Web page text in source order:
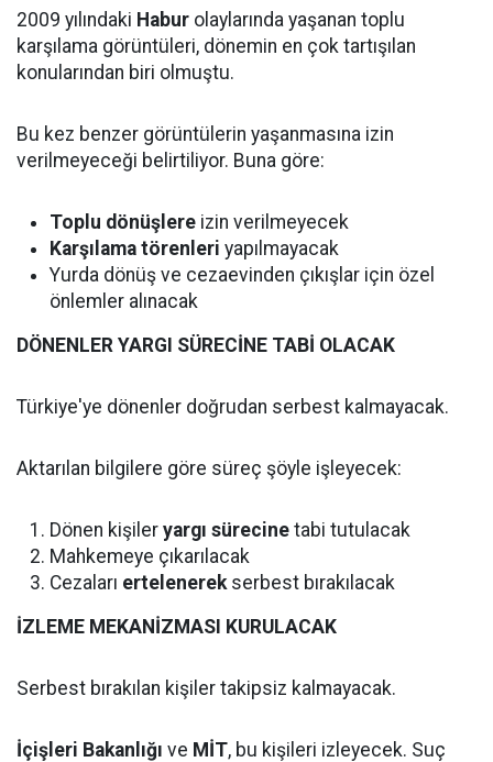
2009 yılındaki Habur olaylarında yaşanan toplu
karşılama görüntüleri, dönemin en çok tartışılan
konularından biri olmuştu.
Bu kez benzer görüntülerin yaşanmasına izin
verilmeyeceği belirtiliyor. Buna göre:
Toplu dönüşlere izin verilmeyecek
Karşılama törenleri yapılmayacak
Yurda dönüş ve cezaevinden çıkışlar için özel
önlemler alınacak
DÖNENLER YARGI SÜRECİNE TABİ OLACAK
Türkiye'ye dönenler doğrudan serbest kalmayacak.
Aktarılan bilgilere göre süreç şöyle işleyecek:
Dönen kişiler yargı sürecine tabi tutulacak
Mahkemeye çıkarılacak
Cezaları ertelenerekserbest bırakılacak
İZLEME MEKANİZMASI KURULACAK
Serbest bırakılan kişiler takipsiz kalmayacak.
İçişleri Bakanlığı ve MİT, bu kişileri izleyecek. Suç